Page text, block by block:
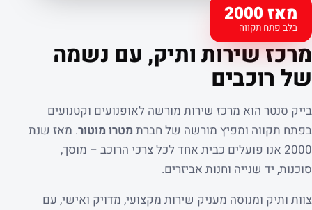
מאז 2000
בלב פתח תקווה
קצת עלינו
מרכז שירות ותיק, עם נשמה
של רוכבים
בייק סנטר הוא מרכז שירות מורשה לאופנועים וקטנועים
בפתח תקווה ומפיץ מורשה של חברת מטרו מוטור. מאז שנת
2000 אנו פועלים כבית אחד לכל צרכי הרוכב – מוסך,
סוכנות, יד שנייה וחנות אביזרים.
צוות ותיק ומנוסה מעניק שירות מקצועי, מדויק ואישי, עם